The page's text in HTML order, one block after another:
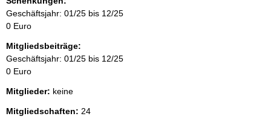
Geschäftsjahr: 01/25 bis 12/25
0 Euro
Mitgliedsbeiträge:
Geschäftsjahr: 01/25 bis 12/25
0 Euro
Mitglieder: keine
Mitgliedschaften: 24